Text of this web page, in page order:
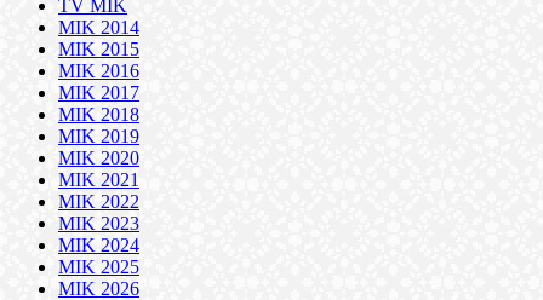
TV MIK
MIK 2014
MIK 2015
MIK 2016
MIK 2017
MIK 2018
MIK 2019
MIK 2020
MIK 2021
MIK 2022
MIK 2023
MIK 2024
MIK 2025
MIK 2026